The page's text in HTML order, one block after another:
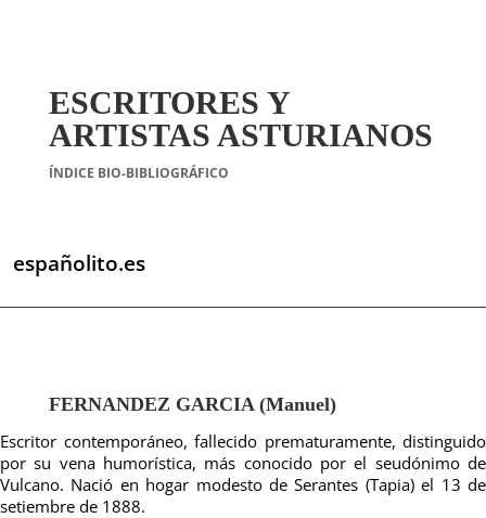
ESCRITORES Y
ARTISTAS ASTURIANOS
ÍNDICE BIO-BIBLIOGRÁFICO
españolito.es
FERNANDEZ GARCIA (Manuel)
Escritor contemporáneo, fallecido prematuramente, distinguido
por su vena humorística, más conocido por el seudónimo de
Vulcano. Nació en hogar modesto de Serantes (Tapia) el 13 de
setiembre de 1888.